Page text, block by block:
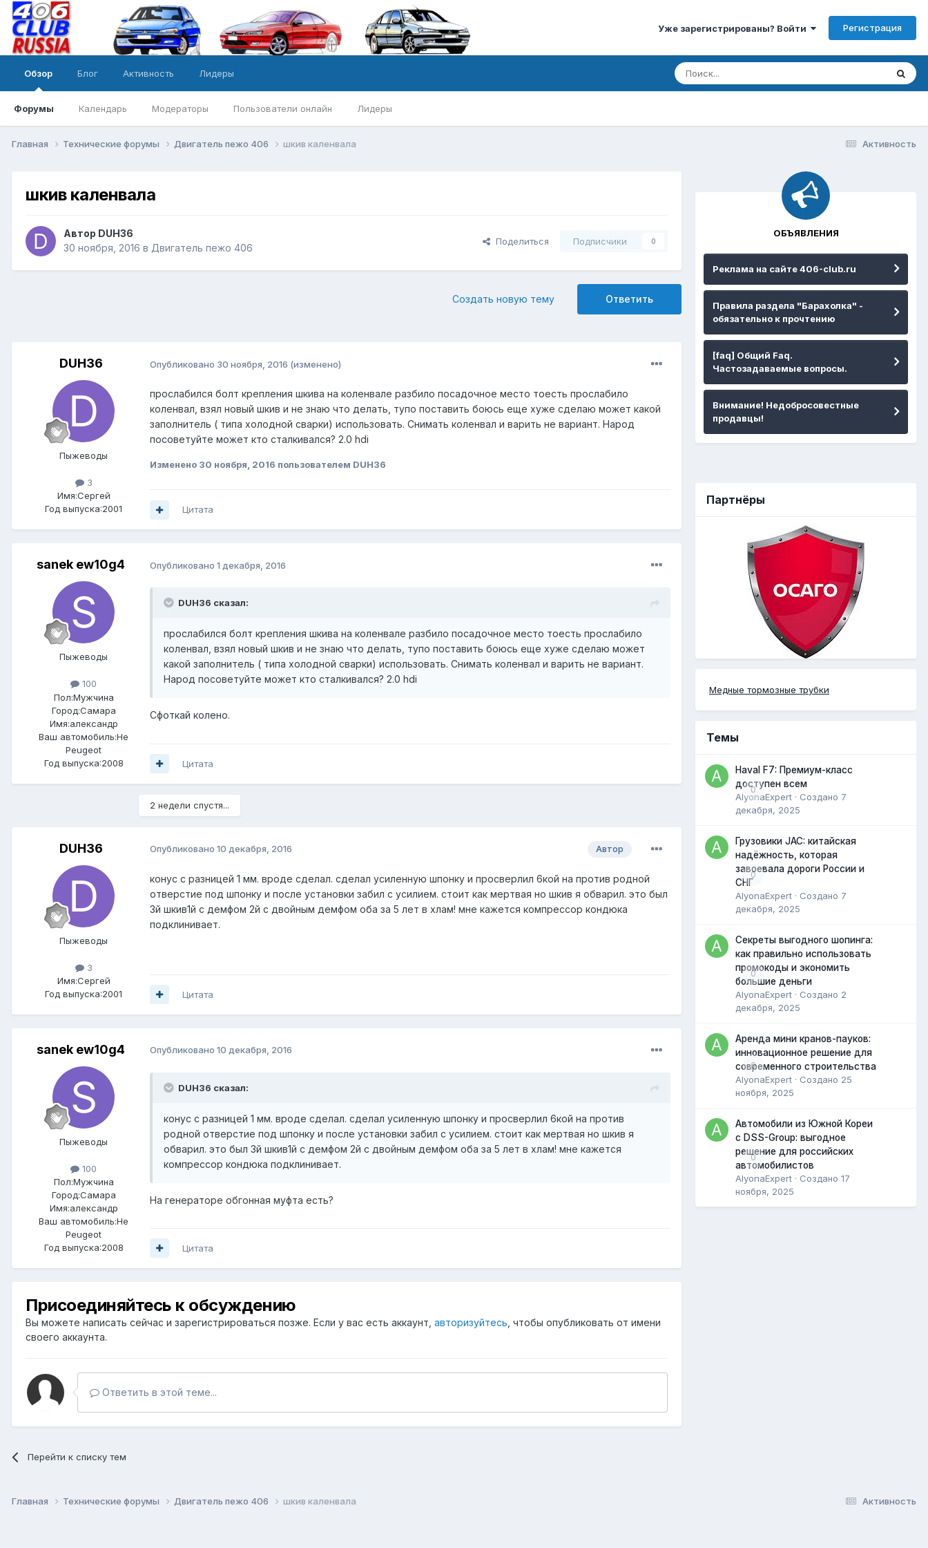
Уже зарегистрированы? Войти Регистрация
Обзор
Форумы Календарь Модераторы Пользователи онлайн Лидеры
Блог Активность Лидеры
Активность
Главная Технические форумы Двигатель пежо 406 шкив каленвала
шкив каленвала
Автор DUH36
30 ноября, 2016 в Двигатель пежо 406
Поделиться Подписчики 0
Ответить
Создать новую тему
DUH36
Пыжеводы
3
Имя:Сергей
Год выпуска:2001
Опубликовано 30 ноября, 2016 (изменено)
прослабился болт крепления шкива на коленвале разбило посадочное место тоесть прослабило
коленвал, взял новый шкив и не знаю что делать, тупо поставить боюсь еще хуже сделаю может какой
заполнитель ( типа холодной сварки) использовать. Снимать коленвал и варить не вариант. Народ
посоветуйте может кто сталкивался? 2.0 hdi
Изменено 30 ноября, 2016 пользователем DUH36
Цитата
sanek ew10g4
Пыжеводы
100
Пол:Мужчина
Город:Самара
Имя:александр
Ваш автомобиль:Не
Peugeot
Год выпуска:2008
Опубликовано 1 декабря, 2016
DUH36 сказал:
прослабился болт крепления шкива на коленвале разбило посадочное место тоесть прослабило
коленвал, взял новый шкив и не знаю что делать, тупо поставить боюсь еще хуже сделаю может
какой заполнитель ( типа холодной сварки) использовать. Снимать коленвал и варить не вариант.
Народ посоветуйте может кто сталкивался? 2.0 hdi
Сфоткай колено.
Цитата
2 недели спустя...
DUH36
Пыжеводы
3
Имя:Сергей
Год выпуска:2001
Автор
Опубликовано 10 декабря, 2016
конус с разницей 1 мм. вроде сделал. сделал усиленную шпонку и просверлил 6кой на против родной
отверстие под шпонку и после установки забил с усилием. стоит как мертвая но шкив я обварил. это был
3й шкив1й с демфом 2й с двойным демфом оба за 5 лет в хлам! мне кажется компрессор кондюка
подклинивает.
Цитата
sanek ew10g4
Пыжеводы
100
Пол:Мужчина
Город:Самара
Имя:александр
Ваш автомобиль:Не
Peugeot
Год выпуска:2008
Опубликовано 10 декабря, 2016
DUH36 сказал:
конус с разницей 1 мм. вроде сделал. сделал усиленную шпонку и просверлил 6кой на против
родной отверстие под шпонку и после установки забил с усилием. стоит как мертвая но шкив я
обварил. это был 3й шкив1й с демфом 2й с двойным демфом оба за 5 лет в хлам! мне кажется
компрессор кондюка подклинивает.
На генераторе обгонная муфта есть?
Цитата
Присоединяйтесь к обсуждению
Вы можете написать сейчас и зарегистрироваться позже. Если у вас есть аккаунт, авторизуйтесь , чтобы опубликовать от имени
своего аккаунта.
Ответить в этой теме...
Перейти к списку тем
ОБЪЯВЛЕНИЯ
Реклама на сайте 406-club.ru
Правила раздела "Барахолка" -
обязательно к прочтению
[faq] Общий Faq.
Частозадаваемые вопросы.
Внимание! Недобросовестные
продавцы!
Партнёры
Медные тормозные трубки
Темы
0
Haval F7: Премиум-класс
доступен всем
AlyonaExpert · Создано 7
декабря, 2025
0
Грузовики JAC: китайская
надёжность, которая
завоевала дороги России и
СНГ
AlyonaExpert · Создано 7
декабря, 2025
0
Секреты выгодного шопинга:
как правильно использовать
промокоды и экономить
большие деньги
AlyonaExpert · Создано 2
декабря, 2025
0
Аренда мини кранов-пауков:
инновационное решение для
современного строительства
AlyonaExpert · Создано 25
ноября, 2025
0
Автомобили из Южной Кореи
с DSS-Group: выгодное
решение для российских
автомобилистов
AlyonaExpert · Создано 17
ноября, 2025
Активность
Главная Технические форумы Двигатель пежо 406 шкив каленвала